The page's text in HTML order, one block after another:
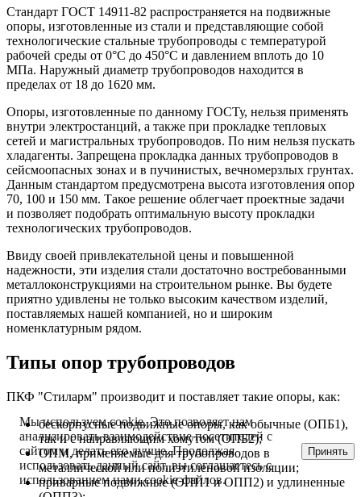
Стандарт ГОСТ 14911-82 распространяется на подвижные
опоры, изготовленные из стали и представляющие собой
технологические стальные трубопроводы с температурой
рабочей среды от 0°С до 450°С и давлением вплоть до 10
МПа. Наружный диаметр трубопроводов находится в
пределах от 18 до 1620 мм.
Опоры, изготовленные по данному ГОСТу, нельзя применять
внутри электростанций, а также при прокладке тепловых
сетей и магистральных трубопроводов. По ним нельзя пускать
хладагенты. Запрещена прокладка данных трубопроводов в
сейсмоопасных зонах и в пучинистых, вечномерзлых грунтах.
Данным стандартом предусмотрена высота изготовления опор
70, 100 и 150 мм. Такое решение облегчает проектные задачи
и позволяет подобрать оптимальную высоту прокладки
технологических трубопроводов.
Ввиду своей привлекательной цены и повышенной
надежности, эти изделия стали достаточно востребованными
металлоконструкциями на строительном рынке. Вы будете
приятно удивлены не только высоким качеством изделий,
поставляемых нашей компанией, но и широким
номенклатурным рядом.
Типы опор трубопроводов
ПКФ "Стиларм" производит и поставляет такие опоры, как:
бескорпусные подвижные опоры, как обычные (ОПБ1),
так и с направляющим хомутом (ОПБ2);
ОПМ, применяемые для трубопроводов в
металлической или полиэтиленовой изоляции;
приварные подвижные (ОПП1 и ОПП2) и удлиненные
Мы используем cookie. Это позволяет нам
анализировать взаимодействие посетителей с
сайтом и делать его лучше. Продолжая
использовать данный сайт, вы соглашаетесь с
использованием нами cookie-файлов.
Принять